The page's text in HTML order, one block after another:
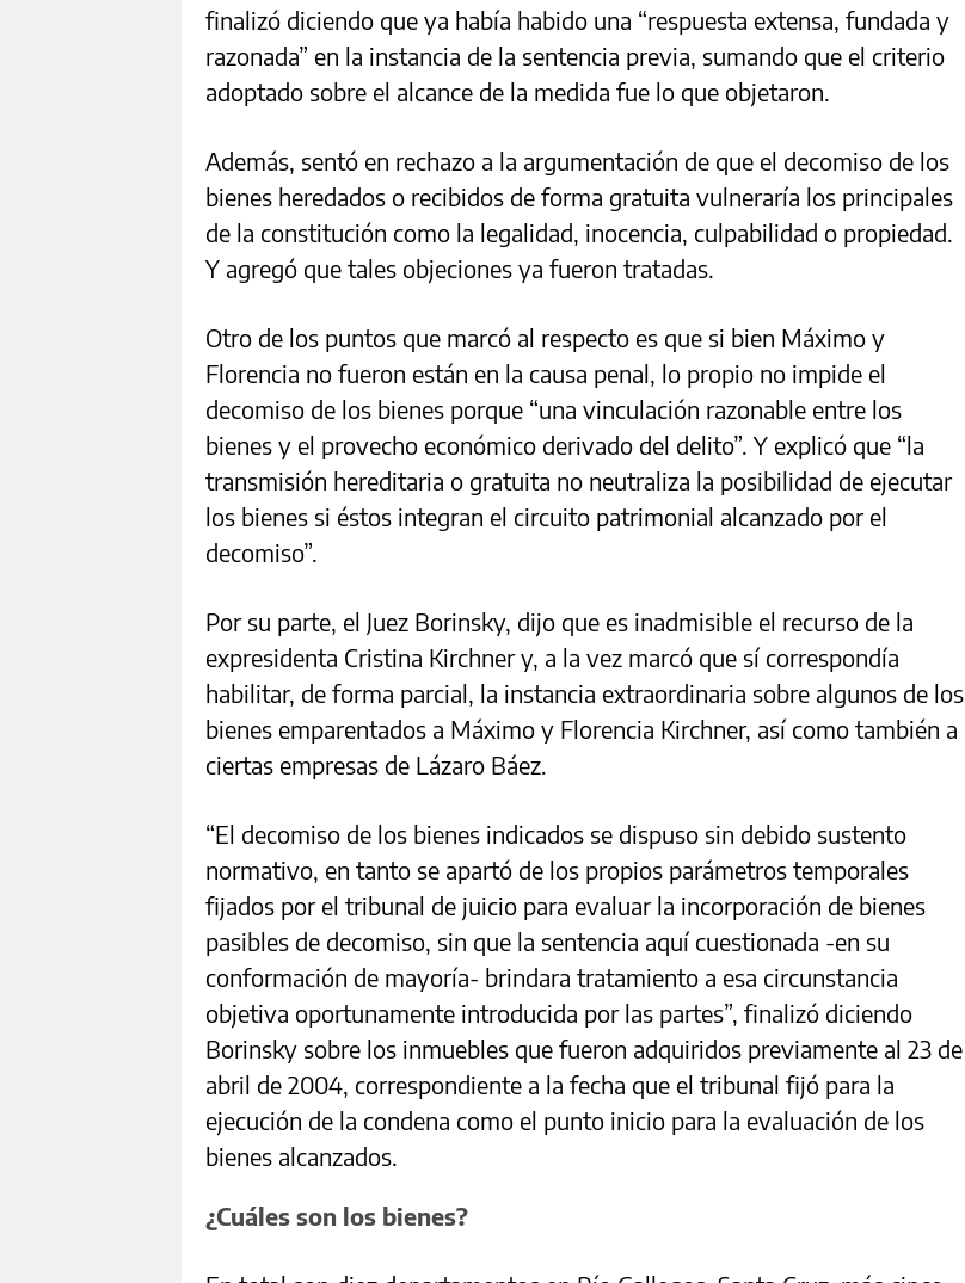
finalizó diciendo que ya había habido una “respuesta extensa, fundada y
razonada” en la instancia de la sentencia previa, sumando que el criterio
adoptado sobre el alcance de la medida fue lo que objetaron.
Además, sentó en rechazo a la argumentación de que el decomiso de los
bienes heredados o recibidos de forma gratuita vulneraría los principales
de la constitución como la legalidad, inocencia, culpabilidad o propiedad.
Y agregó que tales objeciones ya fueron tratadas.
Otro de los puntos que marcó al respecto es que si bien Máximo y
Florencia no fueron están en la causa penal, lo propio no impide el
decomiso de los bienes porque “una vinculación razonable entre los
bienes y el provecho económico derivado del delito”. Y explicó que “la
transmisión hereditaria o gratuita no neutraliza la posibilidad de ejecutar
los bienes si éstos integran el circuito patrimonial alcanzado por el
decomiso”.
Por su parte, el Juez Borinsky, dijo que es inadmisible el recurso de la
expresidenta Cristina Kirchner y, a la vez marcó que sí correspondía
habilitar, de forma parcial, la instancia extraordinaria sobre algunos de los
bienes emparentados a Máximo y Florencia Kirchner, así como también a
ciertas empresas de Lázaro Báez.
“El decomiso de los bienes indicados se dispuso sin debido sustento
normativo, en tanto se apartó de los propios parámetros temporales
fijados por el tribunal de juicio para evaluar la incorporación de bienes
pasibles de decomiso, sin que la sentencia aquí cuestionada -en su
conformación de mayoría- brindara tratamiento a esa circunstancia
objetiva oportunamente introducida por las partes”, finalizó diciendo
Borinsky sobre los inmuebles que fueron adquiridos previamente al 23 de
abril de 2004, correspondiente a la fecha que el tribunal fijó para la
ejecución de la condena como el punto inicio para la evaluación de los
bienes alcanzados.
¿Cuáles son los bienes?